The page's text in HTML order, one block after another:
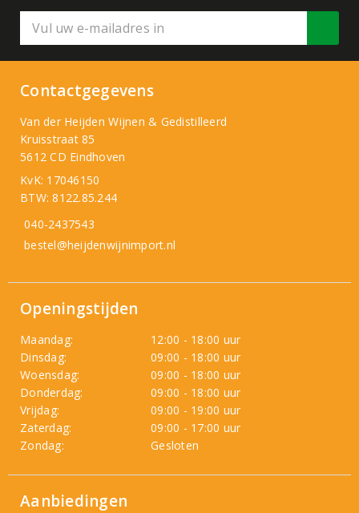
Contactgegevens
Van der Heijden Wijnen & Gedistilleerd
Kruisstraat 85
5612 CD Eindhoven
KvK: 17046150
BTW: 8122.85.244
040-2437543
bestel@heijdenwijnimport.nl
Openingstijden
Maandag:
12:00 - 18:00 uur
Dinsdag:
09:00 - 18:00 uur
Woensdag:
09:00 - 18:00 uur
Donderdag:
09:00 - 18:00 uur
Vrijdag:
09:00 - 19:00 uur
Zaterdag:
09:00 - 17:00 uur
Zondag:
Gesloten
Aanbiedingen